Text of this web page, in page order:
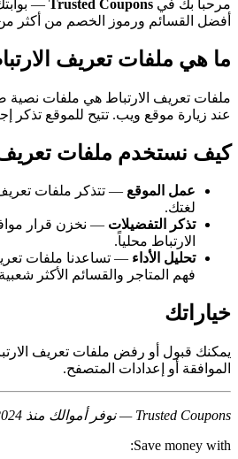
مرحباً بك في Trusted Coupons
—
أفضل القسائم ورموز الخصم من أكثر من 1000 متجر في 94
ما هي ملفات تعريف
ملفات تعريف الارتباط هي ملفات
عند زيارة موقع ويب. تتيح للموقع تذكر
كيف نستخدم ملفات تعريف
عمل الموقع — تتذكر ملفات
لغتك.
تذكر التفضيلات — نخزن قرار
الارتباط محلياً.
تحليل الأداء — تساعدنا ملفات
فهم المتاجر والقسائم الأكثر
خياراتك
يمكنك قبول أو رفض ملفات تعريف
الموافقة أو إعدادات المتصفح.
Trusted Coupons — نوفر أموالك منذ 2024.
Save money with: